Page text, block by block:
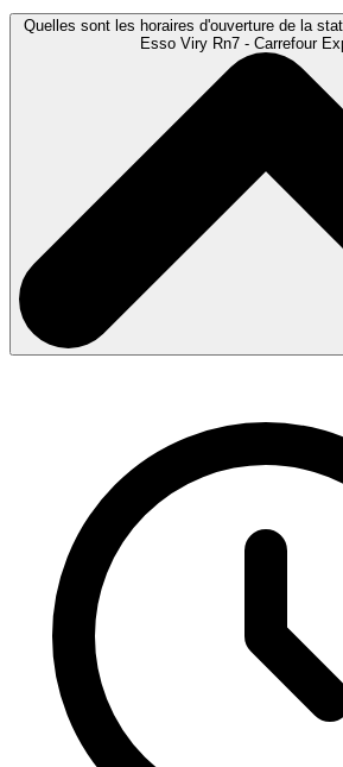
Quelles sont les horaires d'ouverture de la
Esso Viry Rn7 - Carrefour